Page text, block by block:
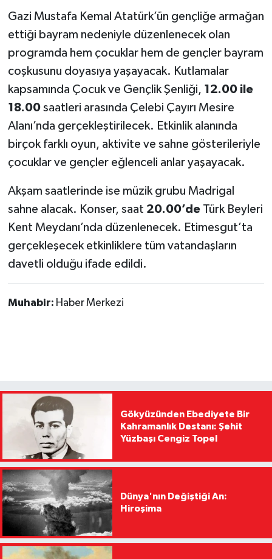
Gazi Mustafa Kemal Atatürk’ün gençliğe armağan
ettiği bayram nedeniyle düzenlenecek olan
programda hem çocuklar hem de gençler bayram
coşkusunu doyasıya yaşayacak. Kutlamalar
kapsamında Çocuk ve Gençlik Şenliği, 12.00 ile
18.00saatleri arasında Çelebi Çayırı Mesire
Alanı’nda gerçekleştirilecek. Etkinlik alanında
birçok farklı oyun, aktivite ve sahne gösterileriyle
çocuklar ve gençler eğlenceli anlar yaşayacak.
Akşam saatlerinde ise müzik grubu Madrigal
sahne alacak. Konser, saat 20.00’deTürk Beyleri
Kent Meydanı’nda düzenlenecek. Etimesgut’ta
gerçekleşecek etkinliklere tüm vatandaşların
davetli olduğu ifade edildi.
Muhabir: Haber Merkezi
Gökyüzünden Ebediyete Bir
Kahramanlık Destanı: Şehit
Yüzbaşı Cengiz Topel
Dünya'nın Değiştiği An:
Hiroşima